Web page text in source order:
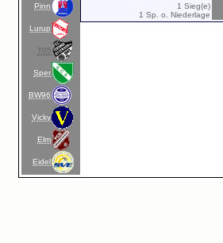
Pinn
Lurup
T05
Sper
BW96
Vicky
Elm
Eidel
1 Sieg(e)
1 Sp. o. Niederlage